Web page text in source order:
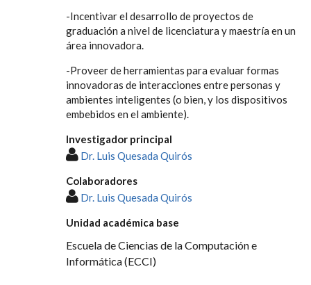
-Incentivar el desarrollo de proyectos de
graduación a nivel de licenciatura y maestría en un
área innovadora.
-Proveer de herramientas para evaluar formas
innovadoras de interacciones entre personas y
ambientes inteligentes (o bien, y los dispositivos
embebidos en el ambiente).
Investigador principal
Dr. Luis Quesada Quirós
Colaboradores
Dr. Luis Quesada Quirós
Unidad académica base
Escuela de Ciencias de la Computación e
Informática (ECCI)